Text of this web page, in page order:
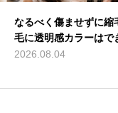
なるべく傷ませずに縮
毛に透明感カラーはで
2026.08.04